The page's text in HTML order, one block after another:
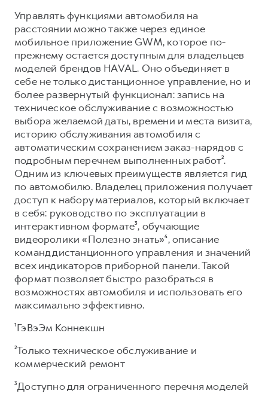
Управлять функциями автомобиля на
расстоянии можно также через единое
мобильное приложение GWM, которое по-
прежнему остается доступным для владельцев
моделей брендов HAVAL. Оно объединяет в
себе не только дистанционное управление, но и
более развернутый функционал: запись на
техническое обслуживание с возможностью
выбора желаемой даты, времени и места визита,
историю обслуживания автомобиля с
автоматическим сохранением заказ-нарядов с
подробным перечнем выполненных работ².
Одним из ключевых преимуществ является гид
по автомобилю. Владелец приложения получает
доступ к набору материалов, который включает
в себя: руководство по эксплуатации в
интерактивном формате³, обучающие
видеоролики «Полезно знать»⁴, описание
команд дистанционного управления и значений
всех индикаторов приборной панели. Такой
формат позволяет быстро разобраться в
возможностях автомобиля и использовать его
максимально эффективно.
¹ГэВэЭм Коннекшн
²Только техническое обслуживание и
коммерческий ремонт
³Доступно для ограниченного перечня моделей